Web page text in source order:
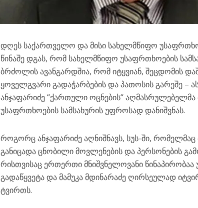
დღეს საქართველო და მისი სახელმწიფო
წინაშე დგას, რომ სახელმწიფო უსაფრთხოების
ბრძოლის ავანგარდშია, რომ იტყვიან, შეცდომის
ყოველგვარი გადაჭარბების და პათოსის გარეშე –
ანჯაფარიძე “ქართული ოცნების“ აღმასრულებელმა
უსაფრთხოების სამსახურის უფროსად დანიშვნას.
როგორც ანჯაფარიძე აღნიშნავს, სუს-ში,
განიცადა ცნობილი მოვლენების და პერსონების
რისთვისაც ერთერთი მნიშვნელოვანი წინაპირობაა
გადაწყვეტა და მამუკა მდინარაძე ღირსეულად
ტვირთს.